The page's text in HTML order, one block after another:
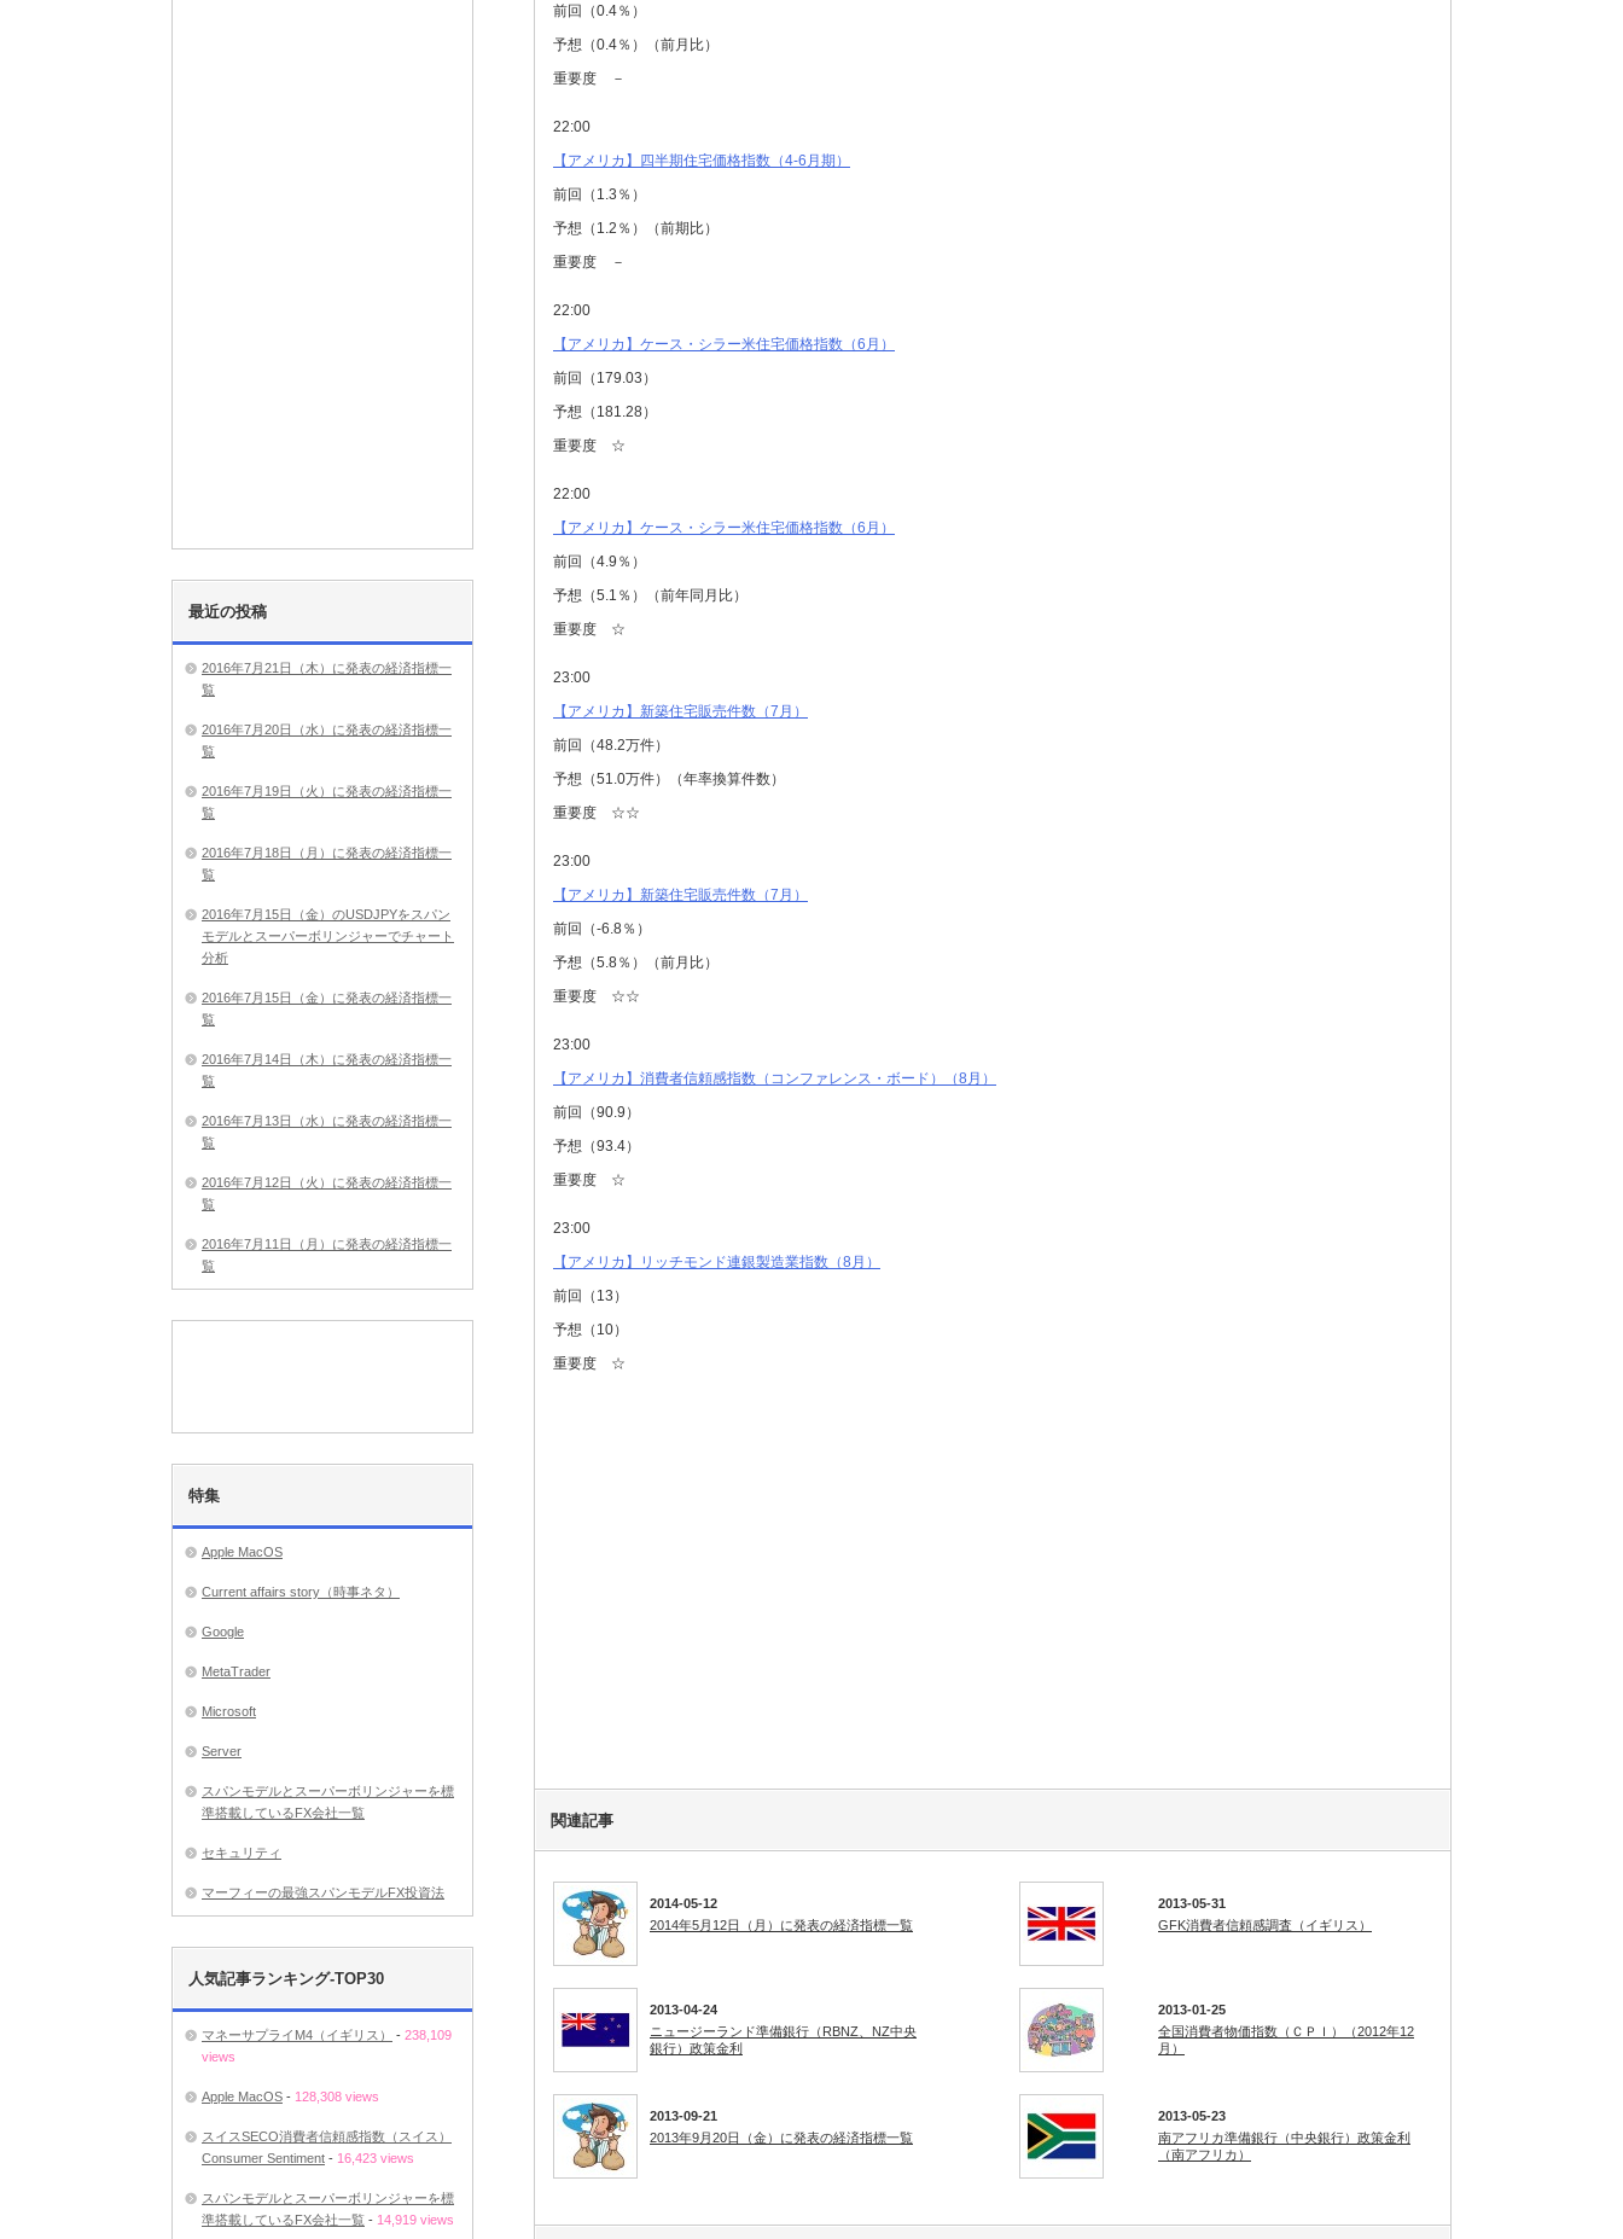
前回（0.4％）
予想（0.4％）（前月比）
重要度 －
22:00
【アメリカ】四半期住宅価格指数（4-6月期）
前回（1.3％）
予想（1.2％）（前期比）
重要度 －
22:00
【アメリカ】ケース・シラー米住宅価格指数（6月）
前回（179.03）
予想（181.28）
重要度 ☆
22:00
【アメリカ】ケース・シラー米住宅価格指数（6月）
前回（4.9％）
予想（5.1％）（前年同月比）
重要度 ☆
23:00
【アメリカ】新築住宅販売件数（7月）
前回（48.2万件）
予想（51.0万件）（年率換算件数）
重要度 ☆☆
23:00
【アメリカ】新築住宅販売件数（7月）
前回（-6.8％）
予想（5.8％）（前月比）
重要度 ☆☆
23:00
【アメリカ】消費者信頼感指数（コンファレンス・ボード）（8月）
前回（90.9）
予想（93.4）
重要度 ☆
23:00
【アメリカ】リッチモンド連銀製造業指数（8月）
前回（13）
予想（10）
重要度 ☆
関連記事
2014-05-12
2014年5月12日（月）に発表の経済指標一覧
2013-05-31
GFK消費者信頼感調査（イギリス）
2013-04-24
ニュージーランド準備銀行（RBNZ、NZ中央
銀行）政策金利
2013-01-25
全国消費者物価指数（ＣＰＩ）（2012年12
月）
2013-09-21
2013年9月20日（金）に発表の経済指標一覧
2013-05-23
南アフリカ準備銀行（中央銀行）政策金利
（南アフリカ）
最近の投稿
2016年7月21日（木）に発表の経済指標一
覧
2016年7月20日（水）に発表の経済指標一
覧
2016年7月19日（火）に発表の経済指標一
覧
2016年7月18日（月）に発表の経済指標一
覧
2016年7月15日（金）のUSDJPYをスパン
モデルとスーパーボリンジャーでチャート
分析
2016年7月15日（金）に発表の経済指標一
覧
2016年7月14日（木）に発表の経済指標一
覧
2016年7月13日（水）に発表の経済指標一
覧
2016年7月12日（火）に発表の経済指標一
覧
2016年7月11日（月）に発表の経済指標一
覧
特集
Apple MacOS
Current affairs story（時事ネタ）
Google
MetaTrader
Microsoft
Server
スパンモデルとスーパーボリンジャーを標
準搭載しているFX会社一覧
セキュリティ
マーフィーの最強スパンモデルFX投資法
人気記事ランキング-TOP30
マネーサプライM4（イギリス） - 238,109
views
Apple MacOS - 128,308 views
スイスSECO消費者信頼感指数（スイス）
Consumer Sentiment - 16,423 views
スパンモデルとスーパーボリンジャーを標
準搭載しているFX会社一覧 - 14,919 views